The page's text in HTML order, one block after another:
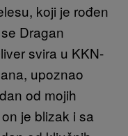
koji je rođen
Dragan
svira u KKN-
upoznao
od mojih
je blizak i sa